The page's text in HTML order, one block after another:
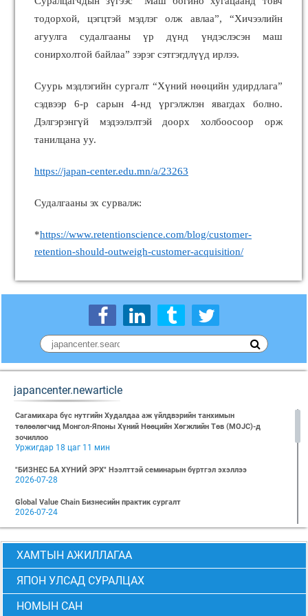
тодорхой, цэгцтэй мэдлэг олж авлаа”, “Хичээлийн
агуулга судалгааны үр дүнд үндэслэсэн маш
сонирхолтой байлаа” зэрэг сэтгэгдлүүд ирлээ.
Суурь мэдлэгийн сургалт “Хүний нөөцийн удирдлага”
сэдвээр 6-р сарын 4-нд үргэлжлэн явагдах болно.
Дэлгэрэнгүй мэдээлэлтэй доорх холбоосоор орж
танилцана уу.
https://japan-center.edu.mn/a/23263
Судалгааны эх сурвалж:
*https://www.retentionscience.com/blog/customer-
retention-should-outweigh-customer-acquisition/
japancenter.newarticle
Сагамихара бүс нутгийн Худалдаа аж үйлдвэрийн танхимын
төлөөлөгчид Монгол-Японы Хүний Нөөцийн Хөгжлийн Төв (MOJC)-д
зочиллоо
Уржигдар 18 цаг 11 мин
"БИЗНЕС БА ХҮНИЙ ЭРХ" Нээлттэй семинарын бүртгэл эхэллээ
2026-07-28
Global Value Chain Бизнесийн практик сургалт
2026-07-24
2026-07-08
2026 БИЗНЕСИЙН ҮНДСЭН СУРГАЛТ-УДИРДЛАГЫН АНГИ 29 дэх элсэлт
2026-07-06
ЭЛСЭЛТИЙН “CEO” болон “PMP” АНГИЙН ТӨГСӨЛТ АМЖИЛТТАЙ БОЛЖ
ХАМТЫН АЖИЛЛАГАА
ЯПОН УЛСАД СУРАЛЦАХ
НОМЫН САН